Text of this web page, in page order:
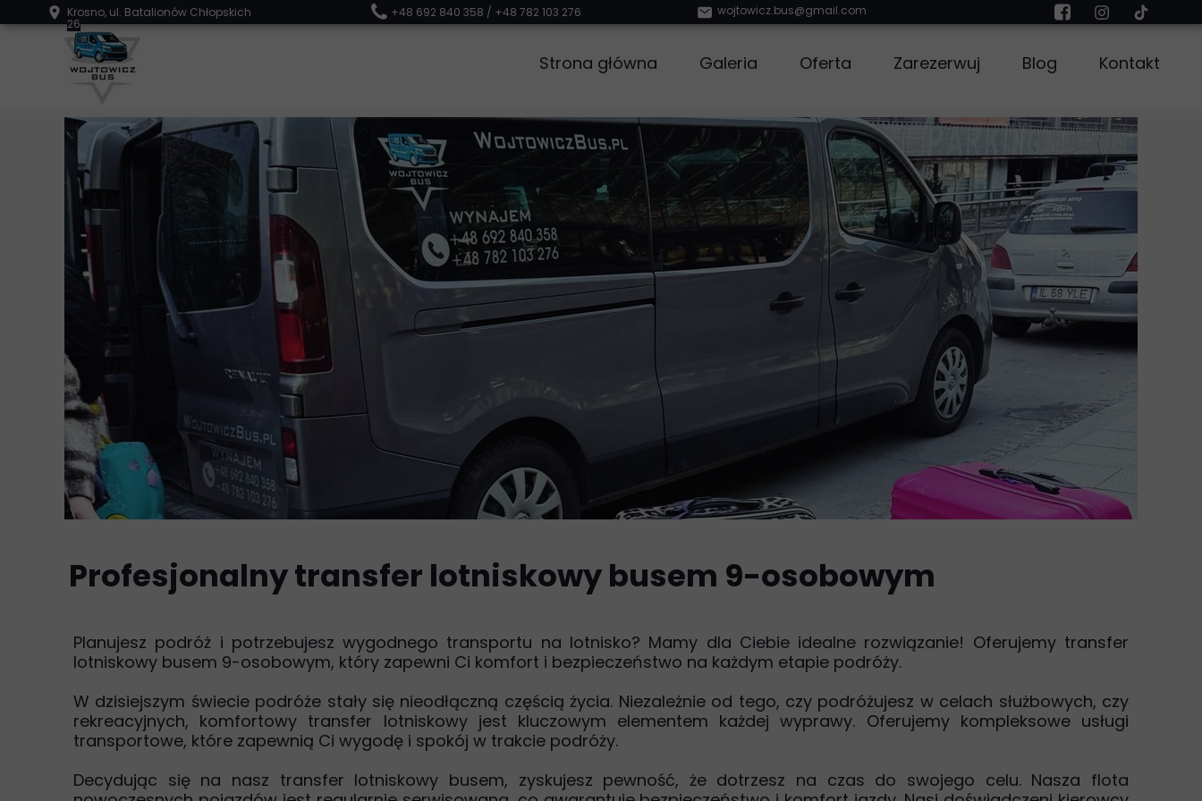
wojtowicz.bus@gmail.com
+48 692 840 358 / +48 782 103 276
Krosno, ul. Batalionów Chłopskich
26
Strona główna
Galeria
Foteliki samochodowe
Oferta
Samochody dostawcze
Foteliki samochodowe
Auto do ślubu
Zarezerwuj Blog Kontakt
Profesjonalny transfer lotniskowy busem 9-osobowym
Planujesz podróż i potrzebujesz wygodnego transportu na lotnisko? Mamy dla Ciebie idealne rozwiązanie! Oferujemy transfer
lotniskowy busem 9-osobowym, który zapewni Ci komfort i bezpieczeństwo na każdym etapie podróży.
W dzisiejszym świecie podróże stały się nieodłączną częścią życia. Niezależnie od tego, czy podróżujesz w celach służbowych, czy
rekreacyjnych, komfortowy transfer lotniskowy jest kluczowym elementem każdej wyprawy. Oferujemy kompleksowe usługi
transportowe, które zapewnią Ci wygodę i spokój w trakcie podróży.
Decydując się na nasz transfer lotniskowy busem, zyskujesz pewność, że dotrzesz na czas do swojego celu. Nasza flota